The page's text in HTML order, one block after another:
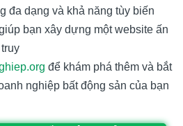
đa dạng và khả năng tùy biến
bạn xây dựng một website ấn
để khám phá thêm và bắt
nghiệp bất động sản của bạn